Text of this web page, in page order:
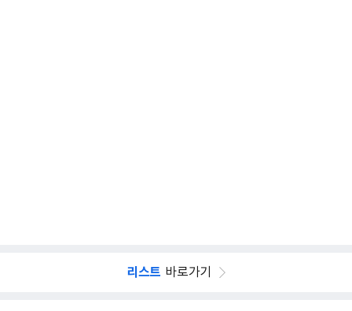
리스트 바로가기